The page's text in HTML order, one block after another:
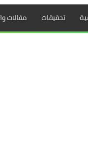
تحقيقات مقالات